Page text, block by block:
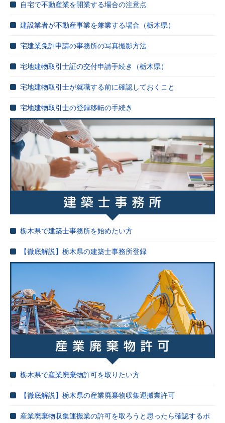
自宅で不動産業を開業する場合の注意点
建設業者が不動産事業を兼業する場合（栃木県）
宅建業免許申請の事務所の写真撮影方法
宅地建物取引士証の交付申請手続き（栃木県）
宅地建物取引士が就職する前に確認しておくこと
宅地建物取引士の登録移転の手続き
栃木県で建築士事務所を始めたい方
【徹底解説】栃木県の建築士事務所登録
栃木県で産業廃棄物許可を取りたい方
【徹底解説】栃木県の産業廃棄物収集運搬業許可
産業廃棄物収集運搬業の許可を取ろうと思ったら確認するポ